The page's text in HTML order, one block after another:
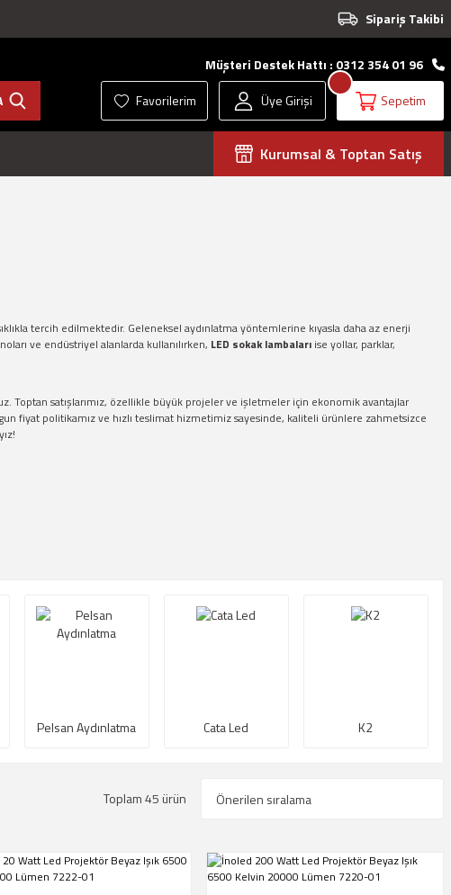
Sipariş Takibi
Müşteri Destek Hattı : 0312 354 01 96
Favorilerim Üye Girişi Sepetim
Kurumsal & Toptan Satış
tercih edilmektedir. Geleneksel aydınlatma yöntemlerine kıyasla daha az enerji
ve endüstriyel alanlarda kullanılırken, LED sokak lambaları ise yollar, parklar,
Toptan satışlarımız, özellikle büyük projeler ve işletmeler için ekonomik avantajlar
fiyat politikamız ve hızlı teslimat hizmetimiz sayesinde, kaliteli ürünlere zahmetsizce
Pelsan Aydınlatma Cata Led K2
Toplam 45 ürün